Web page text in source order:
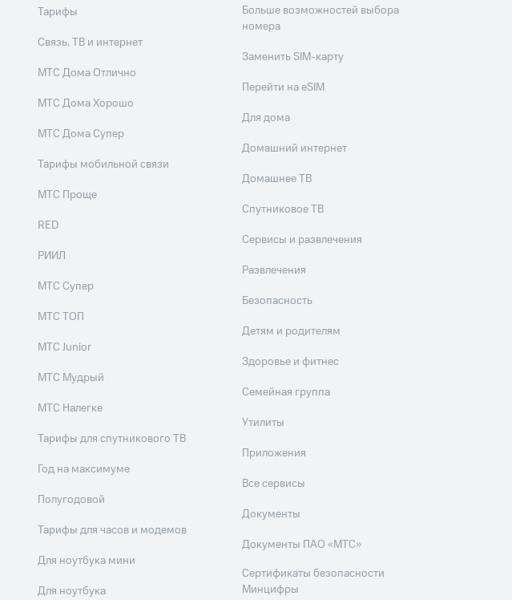
Тарифы
Связь, ТВ и интернет
МТС Дома Отлично
МТС Дома Хорошо
МТС Дома Супер
Тарифы мобильной связи
МТС Проще
RED
РИИЛ
МТС Супер
МТС ТОП
МТС Junior
МТС Мудрый
МТС Налегке
Тарифы для спутникового ТВ
Год на максимуме
Полугодовой
Тарифы для часов и модемов
Для ноутбука мини
Для ноутбука
Больше возможностей выбора
номера
Заменить SIM-карту
Перейти на eSIM
Для дома
Домашний интернет
Домашнее ТВ
Спутниковое ТВ
Сервисы и развлечения
Развлечения
Безопасность
Детям и родителям
Здоровье и фитнес
Семейная группа
Утилиты
Приложения
Все сервисы
Документы
Документы ПАО «МТС»
Сертификаты безопасности
Минцифры